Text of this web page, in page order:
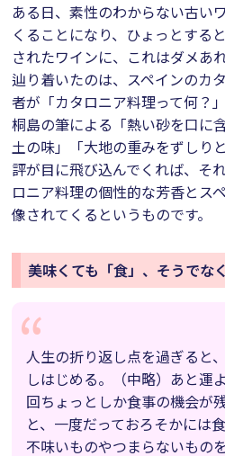
ある日、素性のわからない古い
くることになり、ひょっとする
されたワインに、これはダメあ
辿り着いたのは、スペインのカ
者が「カタロニア料理って何？
桐島の筆による「熱い砂を口に
土の味」「大地の重みをずしり
評が目に飛び込んでくれば、そ
ロニア料理の個性的な芳香とス
像されてくるというものです。
美味くても「食」、そうでな
人生の折り返し点を過ぎると
しはじめる。（中略）あと運
回ちょっとしか食事の機会が
と、一度だっておろそかには
不味いものやつまらないもの